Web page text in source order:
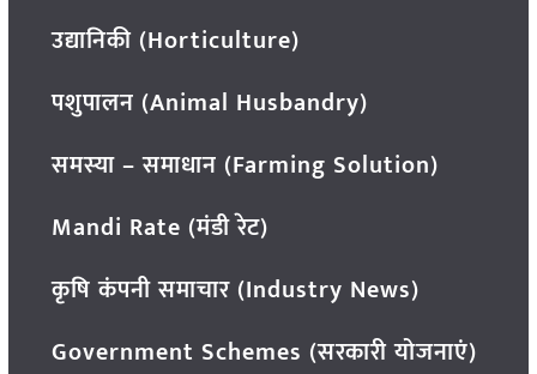
उद्यानिकी (Horticulture)
पशुपालन (Animal Husbandry)
समस्या – समाधान (Farming Solution)
Mandi Rate (मंडी रेट)
कृषि कंपनी समाचार (Industry News)
Government Schemes (सरकारी योजनाएं)